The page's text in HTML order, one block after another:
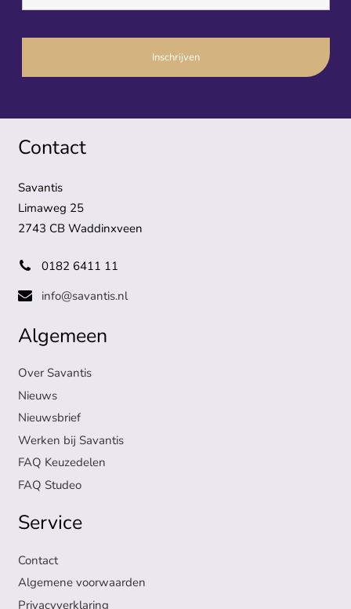
Contact
Savantis
Limaweg 25
2743 CB Waddinxveen
0182 6411 11
info@savantis.nl
Algemeen
Over Savantis
Nieuws
Nieuwsbrief
Werken bij Savantis
FAQ Keuzedelen
FAQ Studeo
Service
Contact
Algemene voorwaarden
Privacyverklaring